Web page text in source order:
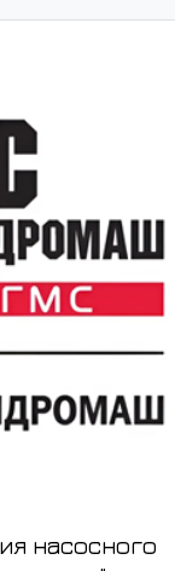
насосного